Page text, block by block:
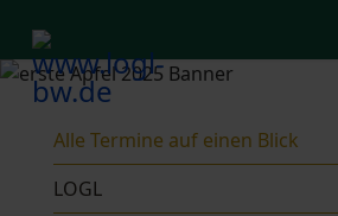
Alle Termine auf einen Blick
LOGL